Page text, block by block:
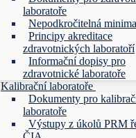
laboratoře
Nepodkročitelná minima
Principy akreditace
zdravotnických laboratoří
Informační dopisy pro
zdravotnické laboratoře
Kalibrační laboratoře
Dokumenty pro
laboratoře
Výstupy z úkolů PRM